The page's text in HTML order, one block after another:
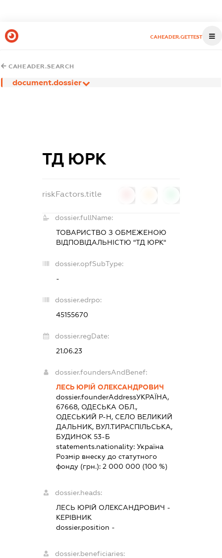
CAHEADER.GETTEST
CAHEADER.SEARCH
document.dossier
ТД ЮРК
riskFactors.title
dossier.fullName:
ТОВАРИСТВО З ОБМЕЖЕНОЮ
ВІДПОВІДАЛЬНІСТЮ "ТД ЮРК"
dossier.opfSubType:
-
dossier.edrpo:
45155670
dossier.regDate:
21.06.23
dossier.foundersAndBenef:
ЛЕСЬ ЮРІЙ ОЛЕКСАНДРОВИЧ
dossier.founderAddressУКРАЇНА,
67668, ОДЕСЬКА ОБЛ.,
ОДЕСЬКИЙ Р-Н, СЕЛО ВЕЛИКИЙ
ДАЛЬНИК, ВУЛ.ТИРАСПІЛЬСЬКА,
БУДИНОК 53-Б
statements.nationality:Україна
Розмір внеску до статутного
фонду (грн.):2 000 000 (100 %)
dossier.heads:
ЛЕСЬ ЮРІЙ ОЛЕКСАНДРОВИЧ -
КЕРІВНИК
dossier.position -
dossier.beneficiaries: